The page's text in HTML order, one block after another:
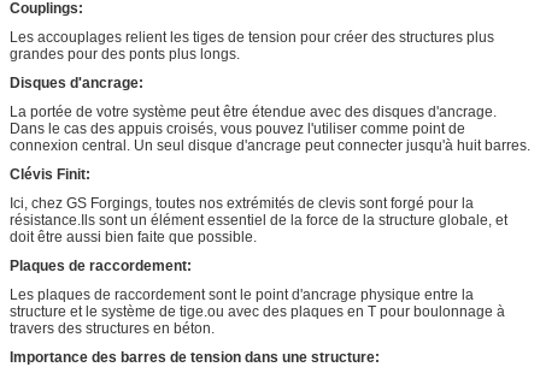
Couplings:
Les accouplages relient les tiges de tension pour créer des structures plus
grandes pour des ponts plus longs.
Disques d'ancrage:
La portée de votre système peut être étendue avec des disques d'ancrage.
Dans le cas des appuis croisés, vous pouvez l'utiliser comme point de
connexion central. Un seul disque d'ancrage peut connecter jusqu'à huit barres.
Clévis Finit:
Ici, chez GS Forgings, toutes nos extrémités de clevis sont forgé pour la
résistance.Ils sont un élément essentiel de la force de la structure globale, et
doit être aussi bien faite que possible.
Plaques de raccordement:
Les plaques de raccordement sont le point d'ancrage physique entre la
structure et le système de tige.ou avec des plaques en T pour boulonnage à
travers des structures en béton.
Importance des barres de tension dans une structure: